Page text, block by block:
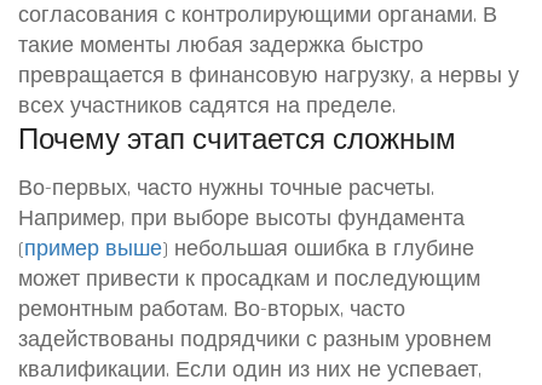
согласования с контролирующими органами. В
такие моменты любая задержка быстро
превращается в финансовую нагрузку, а нервы у
всех участников садятся на пределе.
Почему этап считается сложным
Во-первых, часто нужны точные расчеты.
Например, при выборе высоты фундамента
(пример выше) небольшая ошибка в глубине
может привести к просадкам и последующим
ремонтным работам. Во-вторых, часто
задействованы подрядчики с разным уровнем
квалификации. Если один из них не успевает,